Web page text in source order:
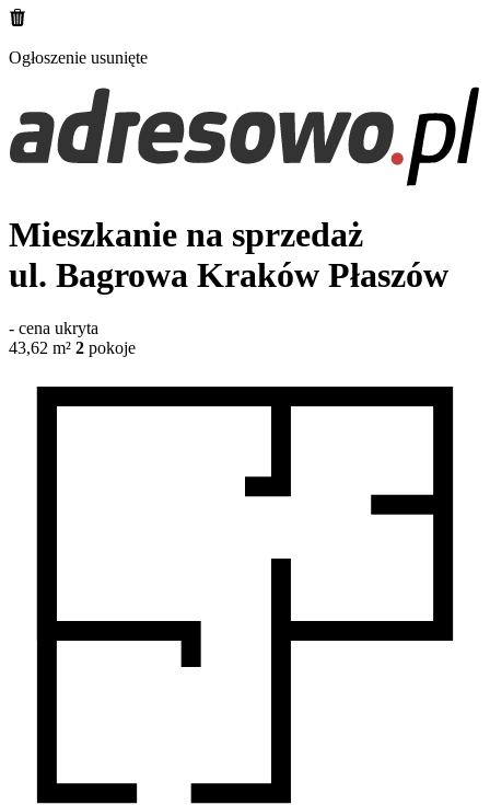
Ogłoszenie usunięte
Mieszkanie na sprzedaż
ul. Bagrowa Kraków Płaszów
- cena ukryta
43,62 m² 2 pokoje